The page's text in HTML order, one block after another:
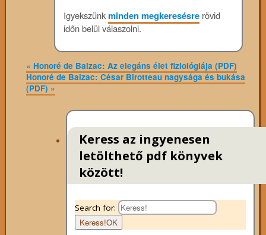
Igyekszünkminden megkeresésre rövid
időn belül válaszolni.
« Honoré de Balzac: Az elegáns élet fiziológiája (PDF)
Honoré de Balzac: César Birotteau nagysága és bukása
(PDF) »
Keress az ingyenesen
letölthető pdf könyvek
között!
Search for:
Keress!OK